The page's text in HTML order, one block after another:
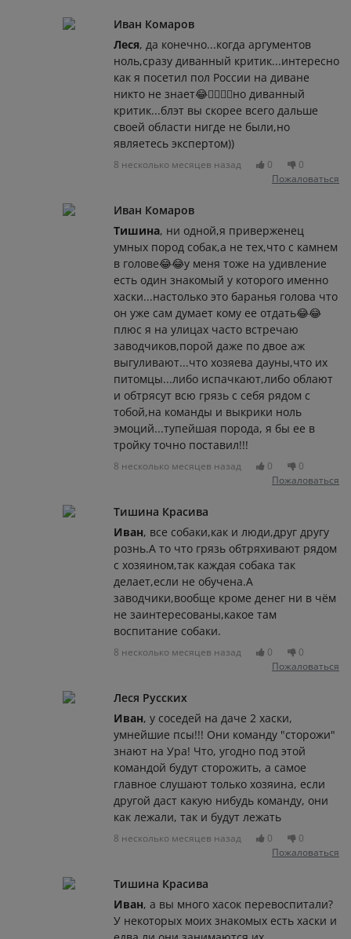
Иван Комаров
Леся, да конечно...когда аргументов
ноль,сразу диванный критик...интересно
как я посетил пол России на диване
никто не знает😂🤦‍♂️🤦‍♂️но диванный
критик...блэт вы скорее всего дальше
своей области нигде не были,но
являетесь экспертом))
8 несколько месяцев назад 0
0
Пожаловаться
Иван Комаров
Тишина, ни одной,я приверженец
умных пород собак,а не тех,что с камнем
в голове😂😂у меня тоже на удивление
есть один знакомый у которого именно
хаски...настолько это баранья голова что
он уже сам думает кому ее отдать😂😂
плюс я на улицах часто встречаю
заводчиков,порой даже по двое аж
выгуливают...что хозяева дауны,что их
питомцы...либо испачкают,либо облают
и обтрясут всю грязь с себя рядом с
тобой,на команды и выкрики ноль
эмоций...тупейшая порода, я бы ее в
тройку точно поставил!!!
8 несколько месяцев назад 0
0
Пожаловаться
Тишина Красива
Иван, все собаки,как и люди,друг другу
рознь.А то что грязь обтряхивают рядом
с хозяином,так каждая собака так
делает,если не обучена.А
заводчики,вообще кроме денег ни в чём
не заинтересованы,какое там
воспитание собаки.
8 несколько месяцев назад 0
0
Пожаловаться
Леся Русских
Иван, у соседей на даче 2 хаски,
умнейшие псы!!! Они команду "сторожи"
знают на Ура! Что, угодно под этой
командой будут сторожить, а самое
главное слушают только хозяина, если
другой даст какую нибудь команду, они
как лежали, так и будут лежать
8 несколько месяцев назад 0
0
Пожаловаться
Тишина Красива
Иван, а вы много хасок перевоспитали?
У некоторых моих знакомых есть хаски и